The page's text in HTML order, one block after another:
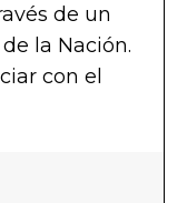
de un
la Nación.
con el